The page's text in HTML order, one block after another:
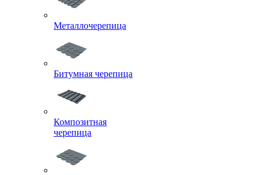
Металлочерепица
Битумная черепица
Композитная
черепица